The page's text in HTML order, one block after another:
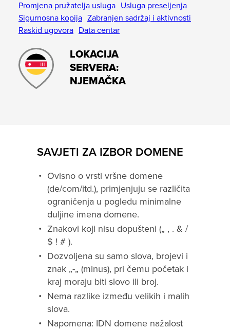
Promjena pružatelja usluga Usluga preseljenja
Sigurnosna kopija Zabranjen sadržaj i aktivnosti
Raskid ugovora Data centar
LOKACIJA
SERVERA:
NJEMAČKA
SAVJETI ZA IZBOR DOMENE
Ovisno o vrsti vršne domene
(de/com/itd.), primjenjuju se različita
ograničenja u pogledu minimalne
duljine imena domene.
Znakovi koji nisu dopušteni („ , . & /
$ ! # ).
Dozvoljena su samo slova, brojevi i
znak „-„ (minus), pri čemu početak i
kraj moraju biti slovo ili broj.
Nema razlike između velikih i malih
slova.
Napomena: IDN domene nažalost